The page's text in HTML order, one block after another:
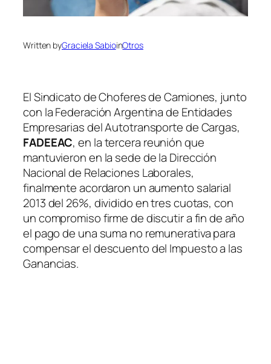
Written byGraciela SabioinOtros
El Sindicato de Choferes de Camiones, junto
con la Federación Argentina de Entidades
Empresarias del Autotransporte de Cargas,
FADEEAC, en la tercera reunión que
mantuvieron en la sede de la Dirección
Nacional de Relaciones Laborales,
finalmente acordaron un aumento salarial
2013 del 26%, dividido en tres cuotas, con
un compromiso firme de discutir a fin de año
el pago de una suma no remunerativa para
compensar el descuento del Impuesto a las
Ganancias.